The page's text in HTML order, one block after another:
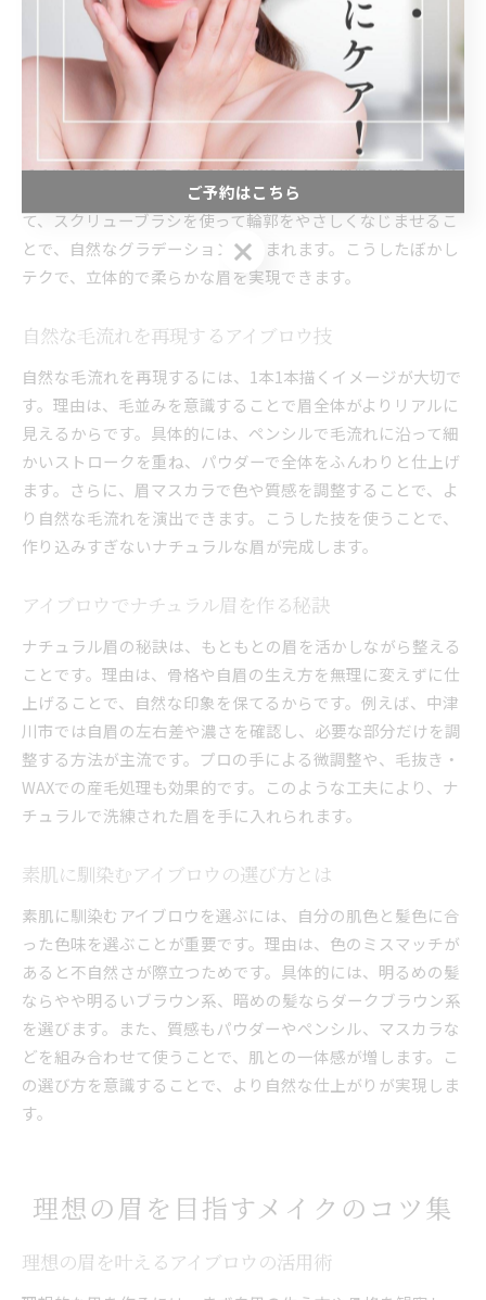
れます。
立体感を出すアイブロウのぼかしテク
立体感を演出するには、アイブロウのぼかしがポイントで
す。理由は、単色でべた塗りすると不自然になりやすいため
です。代表的な方法として、眉頭は薄く、眉尻に向かって濃
く描き、パウダーやブラシで全体をぼかします。具体例とし
て、スクリューブラシを使って輪郭をやさしくなじませるこ
とで、自然なグラデーションが生まれます。こうしたぼかし
テクで、立体的で柔らかな眉を実現できます。
自然な毛流れを再現するアイブロウ技
自然な毛流れを再現するには、1本1本描くイメージが大切で
す。理由は、毛並みを意識することで眉全体がよりリアルに
見えるからです。具体的には、ペンシルで毛流れに沿って細
かいストロークを重ね、パウダーで全体をふんわりと仕上げ
ます。さらに、眉マスカラで色や質感を調整することで、よ
り自然な毛流れを演出できます。こうした技を使うことで、
作り込みすぎないナチュラルな眉が完成します。
アイブロウでナチュラル眉を作る秘訣
ナチュラル眉の秘訣は、もともとの眉を活かしながら整える
ことです。理由は、骨格や自眉の生え方を無理に変えずに仕
上げることで、自然な印象を保てるからです。例えば、中津
川市では自眉の左右差や濃さを確認し、必要な部分だけを調
整する方法が主流です。プロの手による微調整や、毛抜き・
WAXでの産毛処理も効果的です。このような工夫により、ナ
チュラルで洗練された眉を手に入れられます。
素肌に馴染むアイブロウの選び方とは
素肌に馴染むアイブロウを選ぶには、自分の肌色と髪色に合
った色味を選ぶことが重要です。理由は、色のミスマッチが
あると不自然さが際立つためです。具体的には、明るめの髪
ならやや明るいブラウン系、暗めの髪ならダークブラウン系
を選びます。また、質感もパウダーやペンシル、マスカラな
どを組み合わせて使うことで、肌との一体感が増します。こ
の選び方を意識することで、より自然な仕上がりが実現しま
す。
理想の眉を目指すメイクのコツ集
理想の眉を叶えるアイブロウの活用術
ご予約はこちら
ご予約はこちら